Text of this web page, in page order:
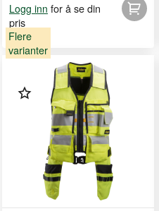
Logg inn for å se din
pris
Flere
varianter